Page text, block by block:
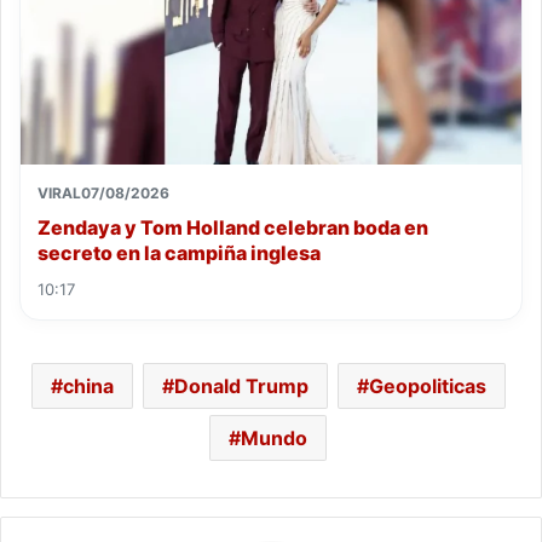
VIRAL07/08/2026
Zendaya y Tom Holland celebran boda en
secreto en la campiña inglesa
10:17
china Donald Trump Geopoliticas
Mundo